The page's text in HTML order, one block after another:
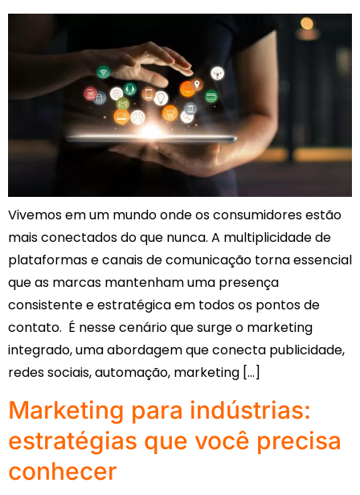
Vivemos em um mundo onde os consumidores estão
mais conectados do que nunca. A multiplicidade de
plataformas e canais de comunicação torna essencial
que as marcas mantenham uma presença
consistente e estratégica em todos os pontos de
contato. É nesse cenário que surge o marketing
integrado, uma abordagem que conecta publicidade,
redes sociais, automação, marketing […]
Marketing para indústrias:
estratégias que você precisa
conhecer